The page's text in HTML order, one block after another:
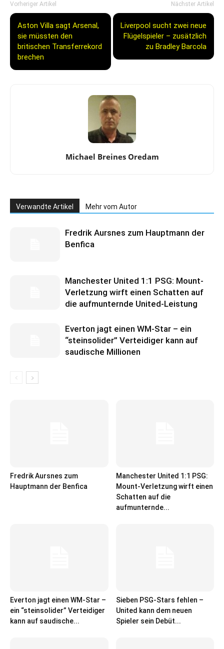
Vorheriger Artikel
Aston Villa sagt Arsenal,
sie müssten den
britischen Transferrekord
brechen
Nächster Artikel
Liverpool sucht zwei neue
Flügelspieler – zusätzlich
zu Bradley Barcola
Michael Breines Oredam
Verwandte Artikel Mehr vom Autor
Fredrik Aursnes zum Hauptmann der
Benfica
Manchester United 1:1 PSG: Mount-
Verletzung wirft einen Schatten auf
die aufmunternde United-Leistung
Everton jagt einen WM-Star – ein
“steinsolider” Verteidiger kann auf
saudische Millionen
Fredrik Aursnes zum
Hauptmann der Benfica
Manchester United 1:1 PSG:
Mount-Verletzung wirft einen
Schatten auf die
aufmunternde...
Everton jagt einen WM-Star –
ein “steinsolider” Verteidiger
kann auf saudische...
Sieben PSG-Stars fehlen –
United kann dem neuen
Spieler sein Debüt...